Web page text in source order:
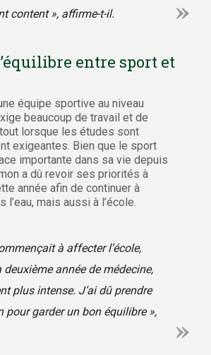
content », affirme-t-il.
entre sport et
équipe sportive au niveau
beaucoup de travail et de
lorsque les études sont
exigeantes. Bien que le sport
importante dans sa vie depuis
a dû revoir ses priorités à
année afin de continuer à
l’eau, mais aussi à l’école.
à affecter l’école,
deuxième année de médecine,
plus intense. J’ai dû prendre
pour garder un bon équilibre »,